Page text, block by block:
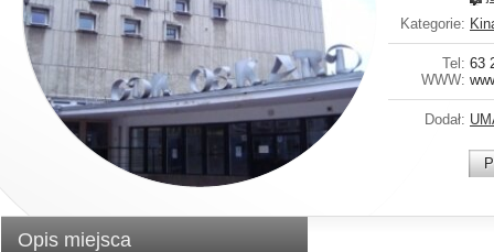
Kategorie:
Tel: 63
WWW:
Dodał:
Opis miejsca